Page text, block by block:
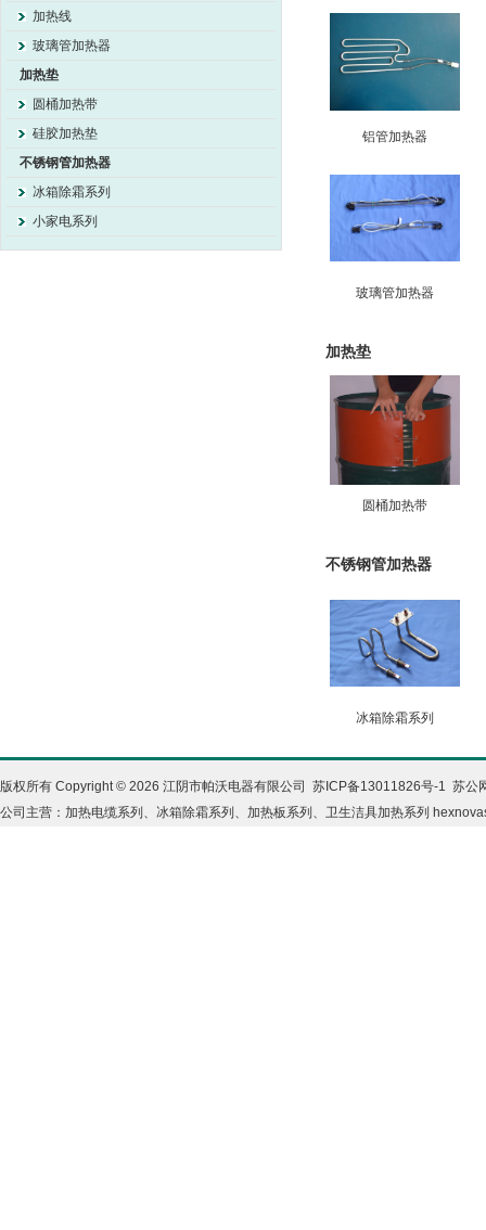
加热线
玻璃管加热器
加热垫
圆桶加热带
硅胶加热垫
不锈钢管加热器
冰箱除霜系列
小家电系列
铝管加热器
玻璃管加热器
加热垫
圆桶加热带
不锈钢管加热器
冰箱除霜系列
版权所有 Copyright © 2026 江阴市帕沃电器有限公司 苏ICP备13011826号-1 苏公
公司主营：加热电缆系列、冰箱除霜系列、加热板系列、卫生洁具加热系列